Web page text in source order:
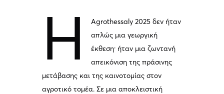
Η
Agrothessaly 2025 δεν ήταν
απλώς μια γεωργική
έκθεση· ήταν μια ζωντανή
απεικόνιση της πράσινης
μετάβασης και της καινοτομίας στον
αγροτικό τομέα. Σε μια αποκλειστική